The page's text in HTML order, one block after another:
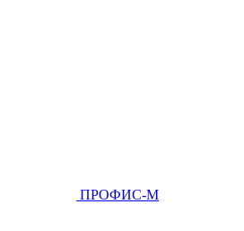
ПРОФИС-М